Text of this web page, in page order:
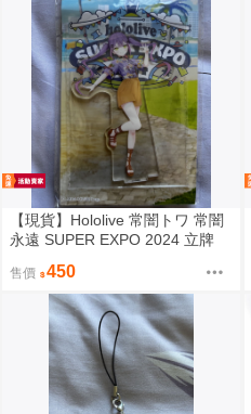
【現貨】Hololive 常闇トワ 常闇
永遠 SUPER EXPO 2024 立牌
售價 450